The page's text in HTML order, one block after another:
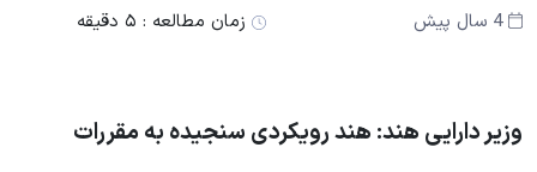
4 سال پیش
زمان مطالعه : ۵ دقیقه
وزیر دارایی هند: هند رویکردی سنجیده به مقررات